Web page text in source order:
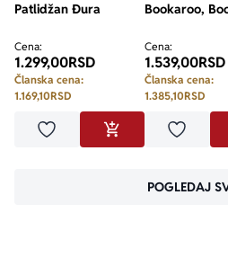
Patlidžan Đura
Cena:
1.299,00RSD
Članska cena:
1.169,10RSD
Dodaj u omiljeneDODAJ U KORPU
Bookaroo,
Dragon
Cena:
1.539,00RSD
Članska cena:
1.385,10RSD
Dodaj u
POGLEDAJ